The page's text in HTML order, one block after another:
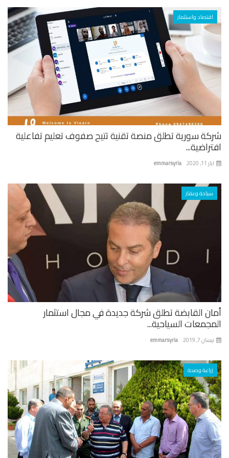
اقتصاد واستثمار
سورية تطلق منصة تقنية تتيح صفوف تعليم تفاعلية
emmarsyria
سياحة وعقار
القابضة تطلق شركة جديدة في مجال استثمار
السياحية...
emmarsyria 7, 2019
زراعة وصحة